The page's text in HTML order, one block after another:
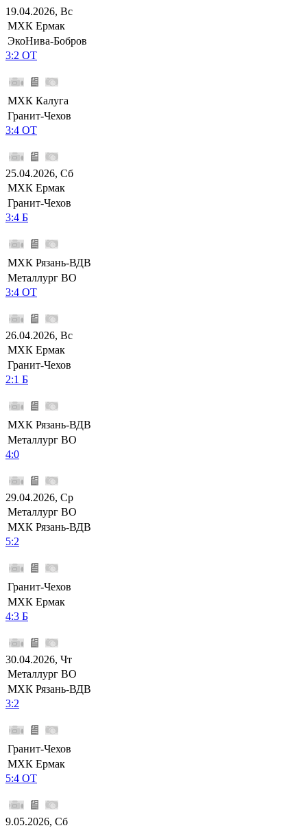
19.04.2026, Вс
МХК Ермак
ЭкоНива-Бобров
3:2 ОТ
МХК Калуга
Гранит-Чехов
3:4 ОТ
25.04.2026, Сб
МХК Ермак
Гранит-Чехов
3:4 Б
МХК Рязань-ВДВ
Металлург ВО
3:4 ОТ
26.04.2026, Вс
МХК Ермак
Гранит-Чехов
2:1 Б
МХК Рязань-ВДВ
Металлург ВО
4:0
29.04.2026, Ср
Металлург ВО
МХК Рязань-ВДВ
5:2
Гранит-Чехов
МХК Ермак
4:3 Б
30.04.2026, Чт
Металлург ВО
МХК Рязань-ВДВ
3:2
Гранит-Чехов
МХК Ермак
5:4 ОТ
9.05.2026, Сб